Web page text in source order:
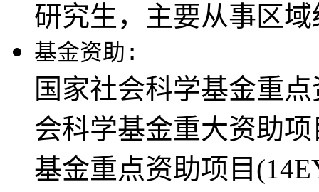
研究生，主要从事区
基金资助:
国家社会科学基金重
会科学基金重大资助
基金重点资助项目